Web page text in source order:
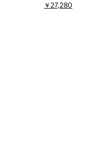
￥27,280